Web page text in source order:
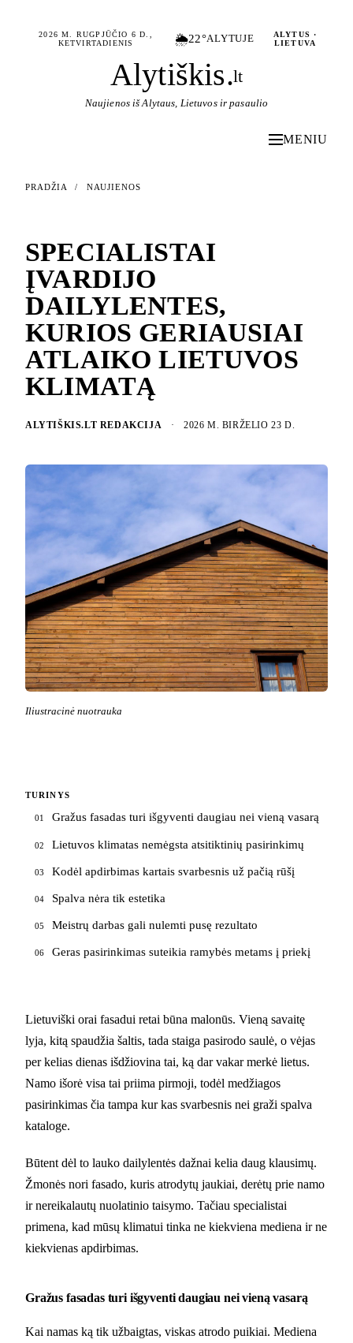
2026 M. RUGPJŪČIO 6 D.,
KETVIRTADIENIS
🌦️22°ALYTUJE
ALYTUS ·
LIETUVA
Alytiškis.lt
Naujienos iš Alytaus, Lietuvos ir pasaulio
MENIU
PRADŽIA / NAUJIENOS
SPECIALISTAI
ĮVARDIJO
DAILYLENTES,
KURIOS GERIAUSIAI
ATLAIKO LIETUVOS
KLIMATĄ
ALYTIŠKIS.LT REDAKCIJA · 2026 M. BIRŽELIO 23 D.
Iliustracinė nuotrauka
TURINYS
01 Gražus fasadas turi išgyventi daugiau nei vieną vasarą
02 Lietuvos klimatas nemėgsta atsitiktinių pasirinkimų
03 Kodėl apdirbimas kartais svarbesnis už pačią rūšį
04 Spalva nėra tik estetika
05 Meistrų darbas gali nulemti pusę rezultato
06 Geras pasirinkimas suteikia ramybės metams į priekį
Lietuviški orai fasadui retai būna malonūs. Vieną savaitę
lyja, kitą spaudžia šaltis, tada staiga pasirodo saulė, o vėjas
per kelias dienas išdžiovina tai, ką dar vakar merkė lietus.
Namo išorė visa tai priima pirmoji, todėl medžiagos
pasirinkimas čia tampa kur kas svarbesnis nei graži spalva
kataloge.
Būtent dėl to lauko dailylentės dažnai kelia daug klausimų.
Žmonės nori fasado, kuris atrodytų jaukiai, derėtų prie namo
ir nereikalautų nuolatinio taisymo. Tačiau specialistai
primena, kad mūsų klimatui tinka ne kiekviena mediena ir ne
kiekvienas apdirbimas.
Gražus fasadas turi išgyventi daugiau nei vieną vasarą
Kai namas ką tik užbaigtas, viskas atrodo puikiai. Mediena